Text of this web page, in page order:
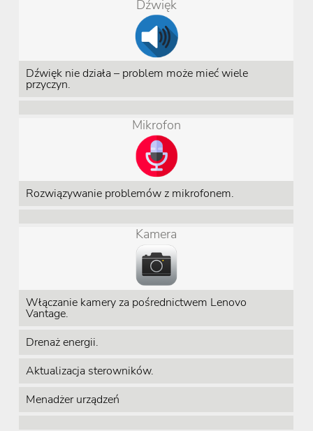
Dźwięk
Dźwięk nie działa – problem może mieć wiele
przyczyn.
Mikrofon
Rozwiązywanie problemów z mikrofonem.
Kamera
Włączanie kamery za pośrednictwem Lenovo
Vantage.
Drenaż energii.
Aktualizacja sterowników.
Menadżer urządzeń